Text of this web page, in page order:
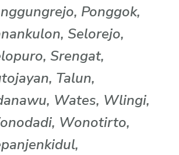
Ponggok,
Selorejo,
Srengat,
Talun,
Wates, Wlingi,
Wonotirto,